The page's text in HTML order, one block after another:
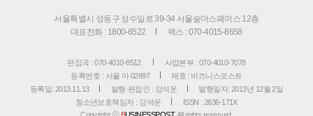
서울특별시 성동구 성수일로 39-34 서울숲더스페이스 12층
대표전화 : 1800-6522
팩스 : 070-4015-8658
편집국 : 070-4010-8512
사업본부 : 070-4010-7078
등록번호 : 서울 아 02897
제호 : 비즈니스포스트
등록일: 2013.11.13
발행·편집인 : 강석운
발행일자: 2013년 12월 2일
청소년보호책임자 : 강석운
ISSN : 2636-171X
Copyright ⓒ BUSINESSPOST. All rights reserved.